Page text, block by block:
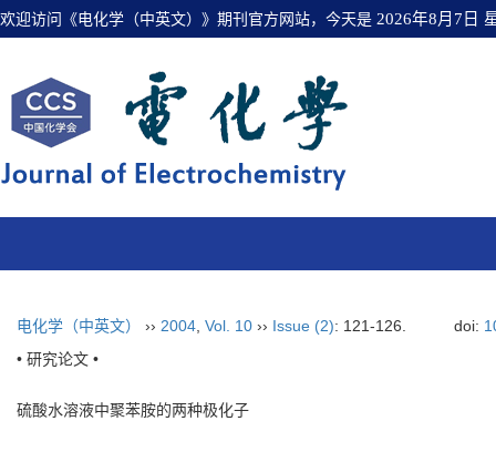
欢迎访问《电化学（中英文）》期刊官方网站，今天是 2026年8月7日
电化学（中英文） ›› 2004 Vol. 10 ›› Issue (2): 121-126. doi:
• 研究论文 •
硫酸水溶液中聚苯胺的两种极化子